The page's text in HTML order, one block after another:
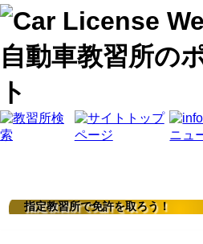
指定教習所で免許を取ろう！